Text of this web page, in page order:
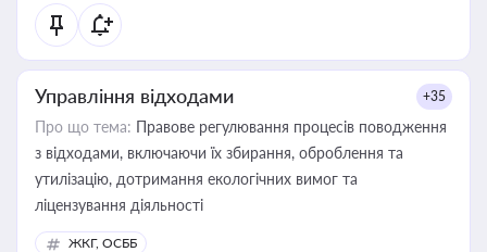
статусу суб'єктів оціночної діяльності
Управління відходами +35
Про що тема: Правове регулювання процесів поводження
з відходами, включаючи їх збирання, оброблення та
утилізацію, дотримання екологічних вимог та
ліцензування діяльності
ЖКГ, ОСББ